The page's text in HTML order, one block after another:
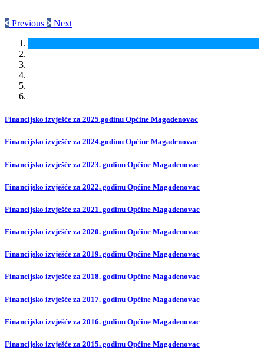
Previous Next
Financijsko izvješće za 2025.godinu Općine Magadenovac
Financijsko izvješće za 2024.godinu Općine Magadenovac
Financijsko izvješće za 2023. godinu Općine Magadenovac
Financijsko izvješće za 2022. godinu Općine Magadenovac
Financijsko izvješće za 2021. godinu Općine Magadenovac
Financijsko izvješće za 2020. godinu Općine Magadenovac
Financijsko izvješće za 2019. godinu Općine Magadenovac
Financijsko izvješće za 2018. godinu Općine Magadenovac
Financijsko izvješće za 2017. godinu Općine Magadenovac
Financijsko izvješće za 2016. godinu Općine Magadenovac
Financijsko izvješće za 2015. godinu Općine Magadenovac